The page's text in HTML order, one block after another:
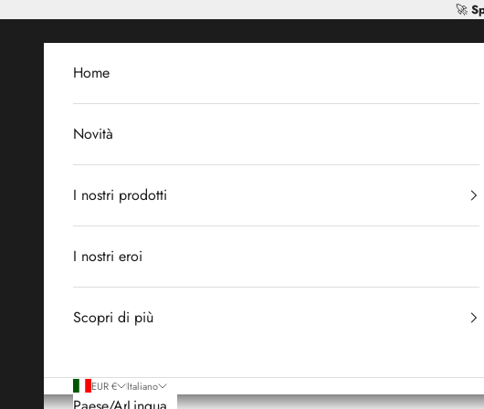
🚀
Home
Novità
I nostri prodotti
I nostri eroi
Scopri di più
EUR € Italiano